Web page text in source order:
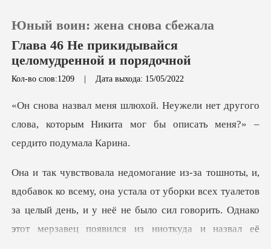
Пополнить
Выйти
Скачать приложение
Юный воин: жена снова сбежала
Глава 46 Не прикидывайся
целомудренной и порядочной
Кол-во слов:1209 | Дата выхода: 15/05/2022
т другого
слова, которым Никита мог бы о
устала от уборки всех туалетов
за целый день, и у неё не было сил говорить.